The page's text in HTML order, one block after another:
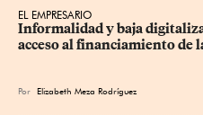
EL EMPRESARIO
Informalidad y baja
acceso al financiamiento de
Por Elizabeth Meza Rodríguez